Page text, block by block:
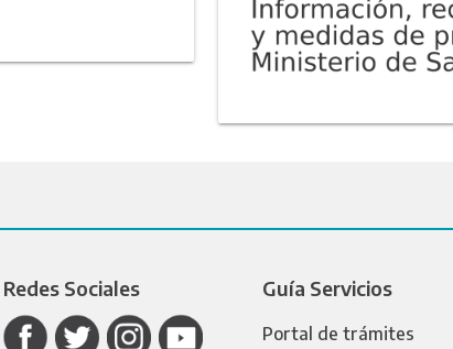
Redes Sociales Guía Servicios
Portal de trámites